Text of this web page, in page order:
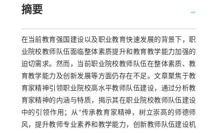
摘要
在当前教育强国建设以及职业教育快速发展的背景下，职
业院校教师队伍面临整体素质提升和教育教学能力加强的
迫切需求。然而，当前职业院校教师队伍在整体素质、教
育教学能力及创新发展等方面仍存在不足。文章聚焦于教
育家精神引领职业院校高水平教师队伍建设，通过分析教
育家精神的内涵与特质，揭示其在职业院校教师队伍建设
中的引领作用；从“传承教育家精神，树立崇高的师德师
风，提升教师专业素养和教学能力，创新教师队伍建设机